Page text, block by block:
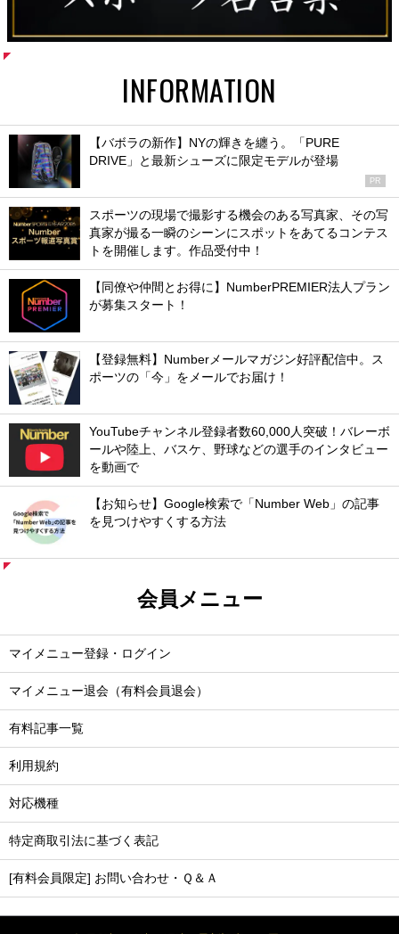
INFORMATION
【バボラの新作】NYの輝きを纏う。「PURE
DRIVE」と最新シューズに限定モデルが登場
PR
スポーツの現場で撮影する機会のある写真家、その写
真家が撮る一瞬のシーンにスポットをあてるコンテス
トを開催します。作品受付中！
【同僚や仲間とお得に】NumberPREMIER法人プラン
が募集スタート！
【登録無料】Numberメールマガジン好評配信中。ス
ポーツの「今」をメールでお届け！
YouTubeチャンネル登録者数60,000人突破！バレーボ
ールや陸上、バスケ、野球などの選手のインタビュー
を動画で
【お知らせ】Google検索で「Number Web」の記事
を見つけやすくする方法
会員メニュー
マイメニュー登録・ログイン
マイメニュー退会（有料会員退会）
有料記事一覧
利用規約
対応機種
特定商取引法に基づく表記
[有料会員限定] お問い合わせ・Ｑ＆Ａ